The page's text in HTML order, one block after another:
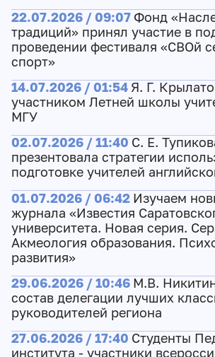
22.07.2026 / 09:07 Фонд
традиций» принял участие в
проведении фестиваля «СВОй
спорт»
14.07.2026 / 01:54 Я. Г.
участником Летней школы
МГУ
02.07.2026 / 11:40 С. Е.
презентовала стратегии
подготовке учителей
01.07.2026 / 06:42 Изучаем
журнала «Известия
университета. Новая серия.
Акмеология образования.
развития»
29.06.2026 / 10:46 М.В.
состав делегации лучших
руководителей региона
27.06.2026 / 17:40 Студенты
института - участники